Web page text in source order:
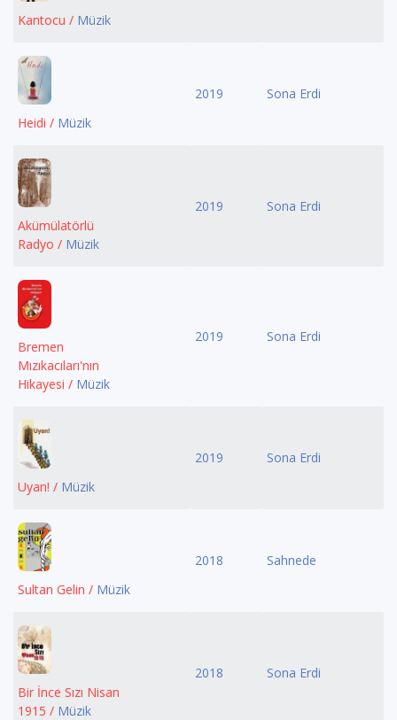
Kantocu / Müzik
Heidi / Müzik
2019 Sona Erdi
Akümülatörlü
Radyo / Müzik
2019 Sona Erdi
Bremen
Mızıkacıları'nın
Hikayesi / Müzik
2019 Sona Erdi
Uyan! / Müzik
2019 Sona Erdi
Sultan Gelin / Müzik
2018 Sahnede
Bir İnce Sızı Nisan
1915 / Müzik
2018 Sona Erdi